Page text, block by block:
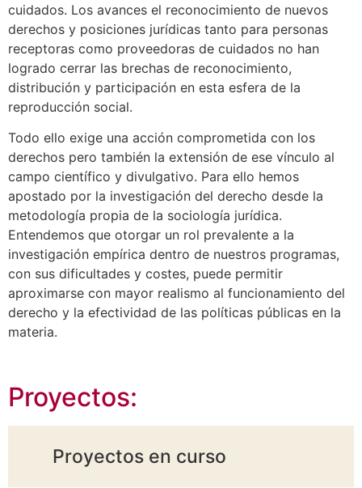
cuidados. Los avances el reconocimiento de nuevos
derechos y posiciones jurídicas tanto para personas
receptoras como proveedoras de cuidados no han
logrado cerrar las brechas de reconocimiento,
distribución y participación en esta esfera de la
reproducción social.
Todo ello exige una acción comprometida con los
derechos pero también la extensión de ese vínculo al
campo científico y divulgativo. Para ello hemos
apostado por la investigación del derecho desde la
metodología propia de la sociología jurídica.
Entendemos que otorgar un rol prevalente a la
investigación empírica dentro de nuestros programas,
con sus dificultades y costes, puede permitir
aproximarse con mayor realismo al funcionamiento del
derecho y la efectividad de las políticas públicas en la
materia.
Proyectos:
Proyectos en curso